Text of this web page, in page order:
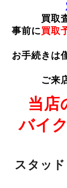
買取
事前に買取
お手続きは
ご来
当店
バイ
スタッ